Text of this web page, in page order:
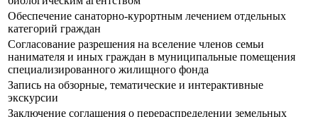
Обеспечение санаторно-курортным лечением отдельных
категорий граждан
Согласование разрешения на вселение членов семьи
нанимателя и иных граждан в муниципальные помещения
специализированного жилищного фонда
Запись на обзорные, тематические и интерактивные
экскурсии
Заключение соглашения о перераспределении земельных